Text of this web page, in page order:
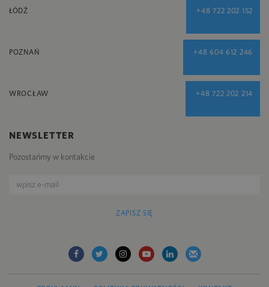
ŁÓDŹ +48 722 202 152
POZNAŃ +48 604 612 246
WROCŁAW +48 722 202 214
NEWSLETTER
Pozostańmy w kontakcie
ZAPISZ SIĘ